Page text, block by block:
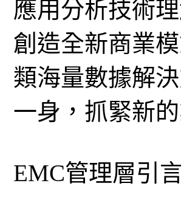
應用分析技術
創造全新商業模
類海量數據解
一身，抓緊新
EMC管理層引